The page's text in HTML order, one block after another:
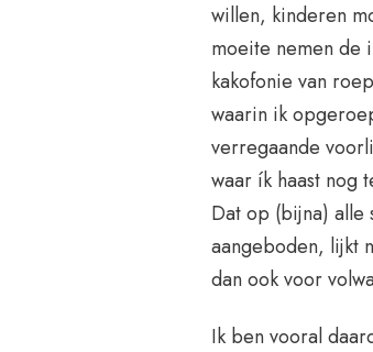
willen, kinderen
moeite nemen de
kakofonie van
waarin ik
verregaande
waar ík haast nog
Dat op (bijna) alle
aangeboden, lijkt
dan ook voor
Ik ben vooral